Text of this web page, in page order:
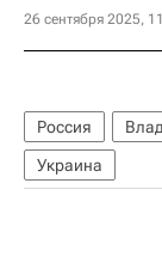
26 сентября 2025,
Россия
Украина